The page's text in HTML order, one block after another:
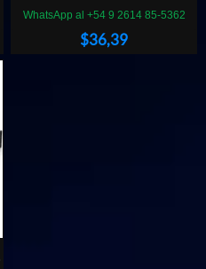
SATA WAVE
$36,39
WhatsApp al +54 9 2614 85-5362